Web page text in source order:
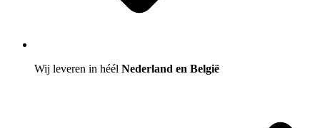
Wij leveren in héél Nederland en België